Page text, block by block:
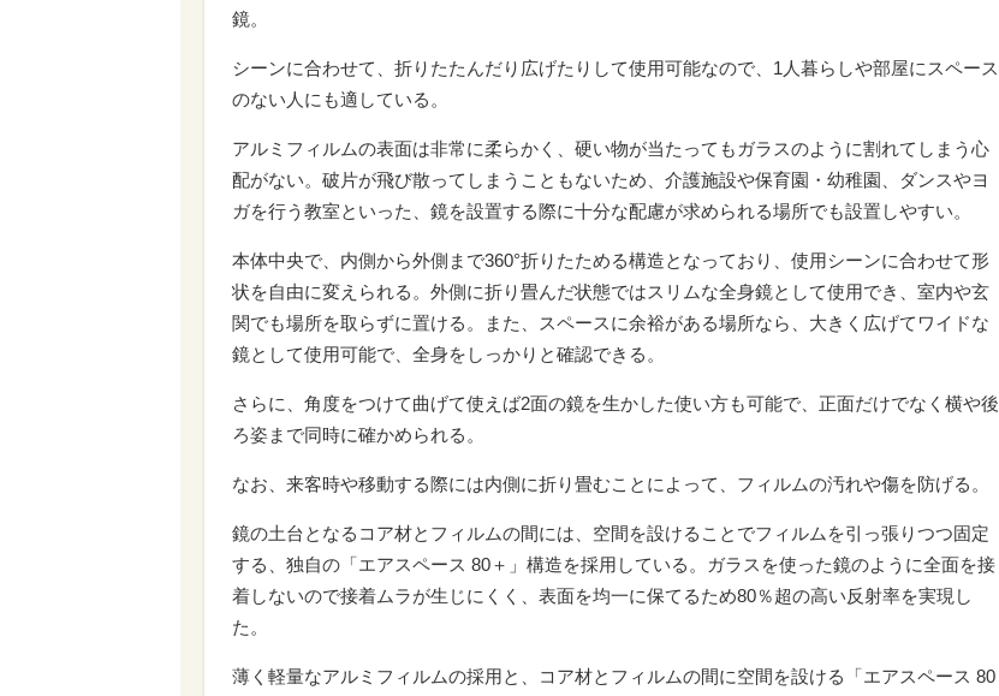
鏡。
シーンに合わせて、折りたたんだり広げたりして使用可能なので、1人暮らしや部屋にスペース
のない人にも適している。
アルミフィルムの表面は非常に柔らかく、硬い物が当たってもガラスのように割れてしまう心
配がない。破片が飛び散ってしまうこともないため、介護施設や保育園・幼稚園、ダンスやヨ
ガを行う教室といった、鏡を設置する際に十分な配慮が求められる場所でも設置しやすい。
本体中央で、内側から外側まで360°折りたためる構造となっており、使用シーンに合わせて形
状を自由に変えられる。外側に折り畳んだ状態ではスリムな全身鏡として使用でき、室内や玄
関でも場所を取らずに置ける。また、スペースに余裕がある場所なら、大きく広げてワイドな
鏡として使用可能で、全身をしっかりと確認できる。
さらに、角度をつけて曲げて使えば2面の鏡を生かした使い方も可能で、正面だけでなく横や後
ろ姿まで同時に確かめられる。
なお、来客時や移動する際には内側に折り畳むことによって、フィルムの汚れや傷を防げる。
鏡の土台となるコア材とフィルムの間には、空間を設けることでフィルムを引っ張りつつ固定
する、独自の「エアスペース 80＋」構造を採用している。ガラスを使った鏡のように全面を接
着しないので接着ムラが生じにくく、表面を均一に保てるため80％超の高い反射率を実現し
た。
薄く軽量なアルミフィルムの採用と、コア材とフィルムの間に空間を設ける「エアスペース 80